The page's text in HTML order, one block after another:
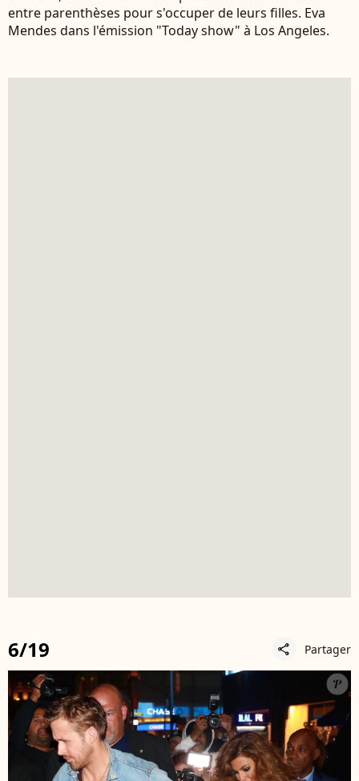
entre parenthèses pour s'occuper de leurs filles. Eva
Mendes dans l'émission "Today show" à Los Angeles.
6/19 share Partager